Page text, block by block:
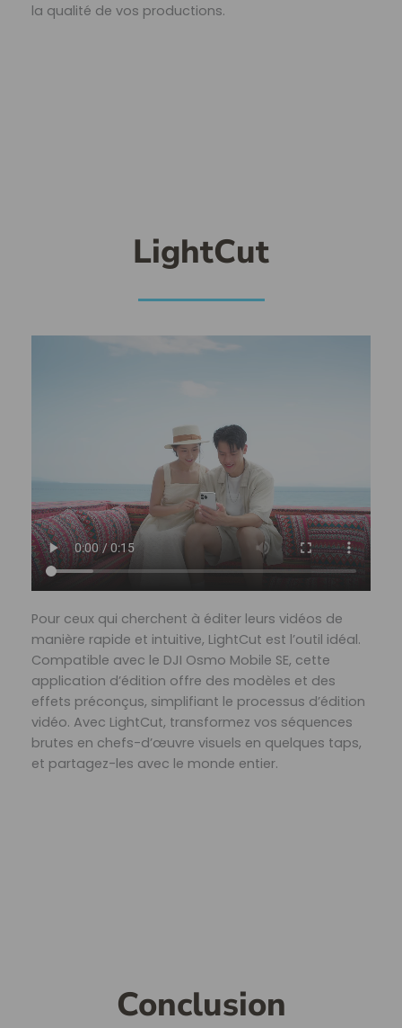
la qualité de vos productions.
LightCut
Pour ceux qui cherchent à éditer leurs vidéos de
manière rapide et intuitive, LightCut est l’outil idéal.
Compatible avec le DJI Osmo Mobile SE, cette
application d’édition offre des modèles et des
effets préconçus, simplifiant le processus d’édition
vidéo. Avec LightCut, transformez vos séquences
brutes en chefs-d’œuvre visuels en quelques taps,
et partagez-les avec le monde entier.
Conclusion